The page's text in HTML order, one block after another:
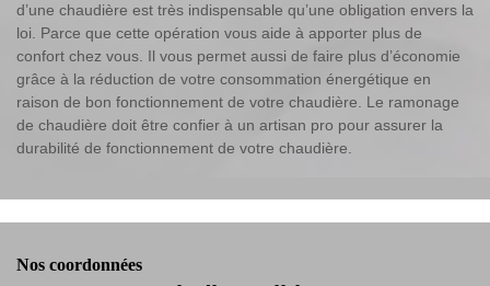
d’une chaudière est très indispensable qu’une obligation envers la
loi. Parce que cette opération vous aide à apporter plus de
confort chez vous. Il vous permet aussi de faire plus d’économie
grâce à la réduction de votre consommation énergétique en
raison de bon fonctionnement de votre chaudière. Le ramonage
de chaudière doit être confier à un artisan pro pour assurer la
durabilité de fonctionnement de votre chaudière.
Nos coordonnées